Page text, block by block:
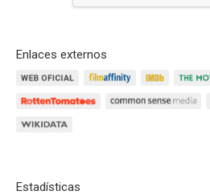
Enlaces externos
Estadísticas